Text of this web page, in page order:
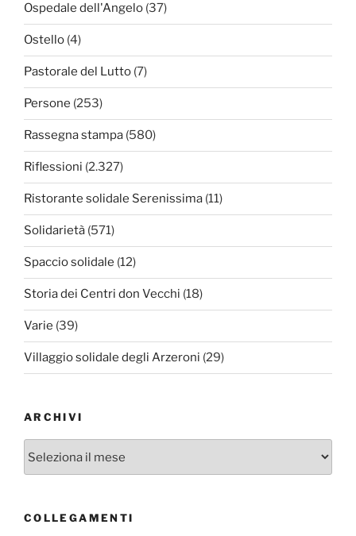
Ospedale dell'Angelo (37)
Ostello (4)
Pastorale del Lutto (7)
Persone (253)
Rassegna stampa (580)
Riflessioni (2.327)
Ristorante solidale Serenissima (11)
Solidarietà (571)
Spaccio solidale (12)
Storia dei Centri don Vecchi (18)
Varie (39)
Villaggio solidale degli Arzeroni (29)
ARCHIVI
Archivi
COLLEGAMENTI